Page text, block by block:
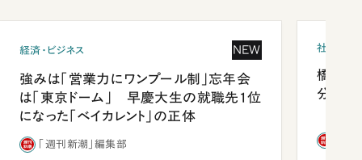
経済・ビジネス NEW
強みは「営業力にワンプール制」忘年会
は「東京ドーム」 早慶大生の就職先1位
になった「ベイカレント」の正体
「週刊新潮」編集部
社会
橋本愛
分 佐